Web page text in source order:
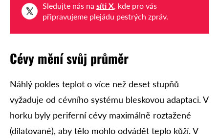
Sledujte nás na síti X, kde pro vás
připravujeme plejádu pestrých zpráv.
Cévy mění svůj průměr
Náhlý pokles teplot o více než deset stupňů
vyžaduje od cévního systému bleskovou adaptaci. V
horku byly periferní cévy maximálně roztažené
(dilatované), aby tělo mohlo odvádět teplo kůží. V